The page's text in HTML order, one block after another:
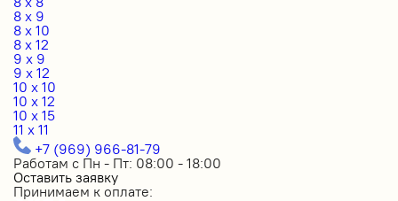
8 x 9
8 x 10
8 x 12
9 x 9
9 x 12
10 x 10
10 x 12
10 x 15
11 x 11
+7 (969) 966-81-79
Работам с Пн - Пт: 08:00 - 18:00
Оставить заявку
Принимаем к оплате: